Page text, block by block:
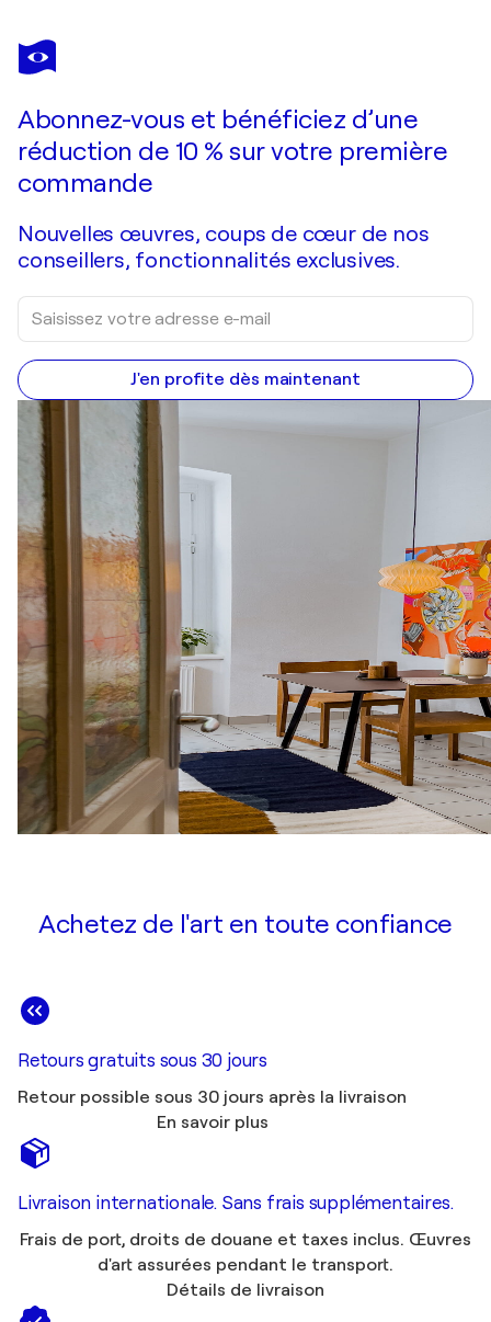
Abonnez-vous et bénéficiez d’une
réduction de 10 % sur votre première
commande
Nouvelles œuvres, coups de cœur de nos
conseillers, fonctionnalités exclusives.
J'en profite dès maintenant
Achetez de l'art en toute confiance
Retours gratuits sous 30 jours
Retour possible sous 30 jours après la livraison
En savoir plus
Livraison internationale. Sans frais supplémentaires.
Frais de port, droits de douane et taxes inclus. Œuvres
d'art assurées pendant le transport.
Détails de livraison